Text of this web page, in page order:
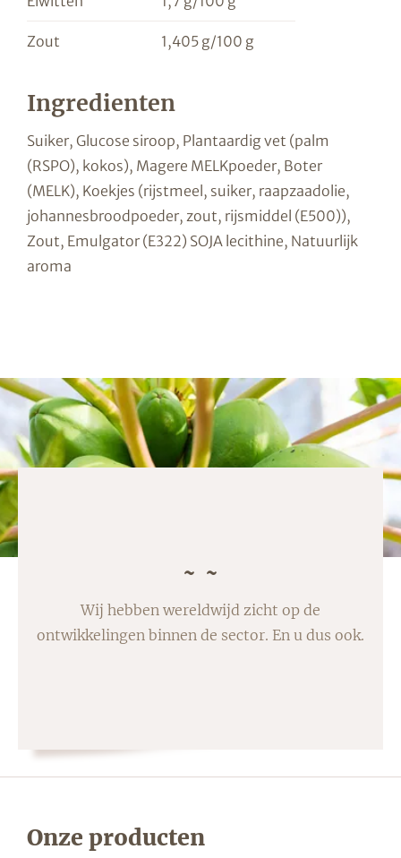
Zout 1,405 g/100 g
Ingredienten
Suiker, Glucose siroop, Plantaardig vet (palm
(RSPO), kokos), Magere MELKpoeder, Boter
(MELK), Koekjes (rijstmeel, suiker, raapzaadolie,
johannesbroodpoeder, zout, rijsmiddel (E500)),
Zout, Emulgator (E322) SOJA lecithine, Natuurlijk
aroma
Wij hebben wereldwijd zicht op de
ontwikkelingen binnen de sector. En u dus ook.
Onze producten